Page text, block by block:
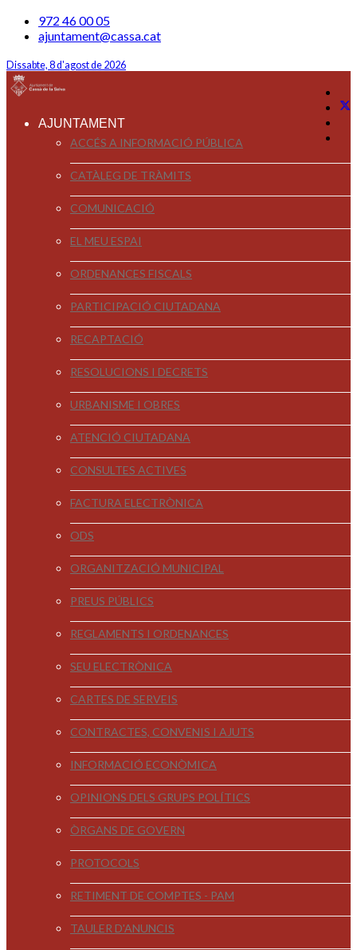
972 46 00 05
ajuntament@cassa.cat
Dissabte, 8 d'agost de 2026
AJUNTAMENT
ACCÉS A INFORMACIÓ PÚBLICA
CATÀLEG DE TRÀMITS
COMUNICACIÓ
EL MEU ESPAI
ORDENANCES FISCALS
PARTICIPACIÓ CIUTADANA
RECAPTACIÓ
RESOLUCIONS I DECRETS
URBANISME I OBRES
ATENCIÓ CIUTADANA
CONSULTES ACTIVES
FACTURA ELECTRÒNICA
ODS
ORGANITZACIÓ MUNICIPAL
PREUS PÚBLICS
REGLAMENTS I ORDENANCES
SEU ELECTRÒNICA
CARTES DE SERVEIS
CONTRACTES, CONVENIS I AJUTS
INFORMACIÓ ECONÒMICA
OPINIONS DELS GRUPS POLÍTICS
ÒRGANS DE GOVERN
PROTOCOLS
RETIMENT DE COMPTES - PAM
TAULER D'ANUNCIS